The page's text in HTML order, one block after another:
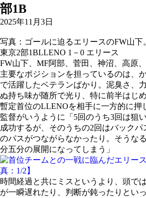
部1B
2025年11月3日
写真：ゴールに迫るエリースのFW山下
東京2部1BLLENO 1－0 エリース
FW山下、MF阿部、菅田、神沼、高原
主要なポジションを担っているのは、
で活躍したベテランばかり。泥臭さ、
ぬ持ち味が随所で光り、特に前半はじ
暫定首位のLLENOを相手に一方的に押
監督がいうように「5回のうち3回は狙
成功するが、そのうちの2回はバック
のパスがつながらなかったり。そうな
分五分の展開になってしまう」
時間経過と共にミスというより、頭で
が一瞬遅れたり、判断が鈍ったりとい